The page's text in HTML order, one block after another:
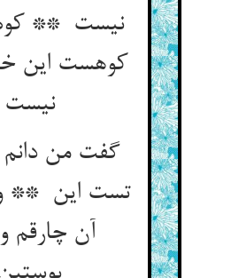
نیست **
کوهست این
نیست
گفت من
تست این **
آن چارقم